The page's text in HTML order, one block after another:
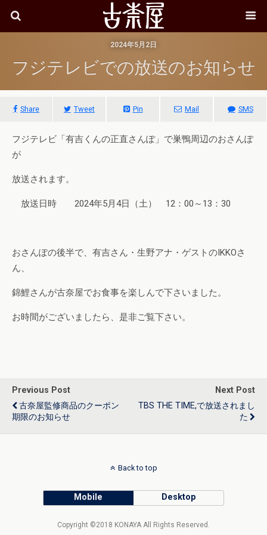
2024年5月2日
フジテレビでの放送のお知らせ
Share Tweet Pin Mail SMS
フジテレビ「有吉くんの正直さんぽ」で巣鴨周辺のおさんぽ
が
放送されます。
放送日時 2024年5月4日（土） 12：00～13：30
おさんぽの後半で、有吉さん・生野アナ・ゲストのIKKOさ
ん、
錦鯉さんが古奈屋でお食事を楽しんで下さいました。
お時間がございましたら、是非ご覧下さい。
Previous Post
古奈屋監修商品のクーポン
期限のお知らせ
Next Post
TBS THE TIME,で放送されまし
た
Back to top
Mobile Desktop
Copyright ©2018 KONAYA All Rights Reserved.